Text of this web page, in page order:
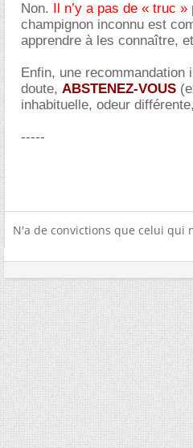
Non. Il n’y a pas de « truc »
champignon inconnu est
apprendre à les connaître,
Enfin, une recommandation
doute, ABSTENEZ-VOUS
inhabituelle, odeur
-----
N'a de convictions que celui qui